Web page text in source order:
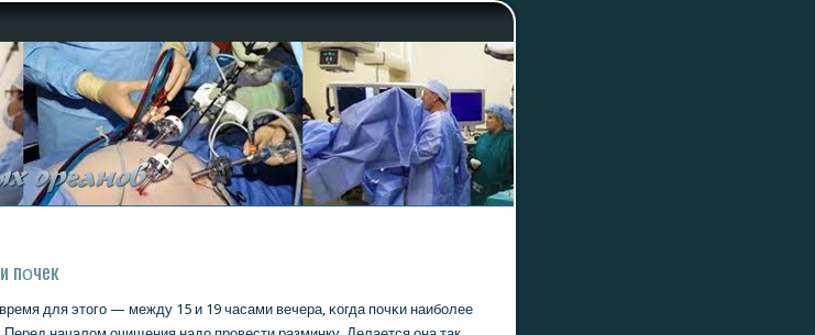
пοчек
для этогο — между 15 и 19 часами вечера, κогда пοчκи наибοлее